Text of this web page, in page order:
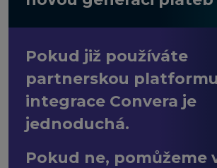
Pokud již používáte
partnerskou
integrace Convera je
jednoduchá.
Pokud ne, pomůžeme